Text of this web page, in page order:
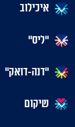
איכילוב
"ליס"
"דנה-דואק"
שיקום